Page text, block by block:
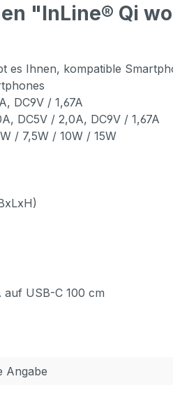
"InLine® Qi
es Ihnen, kompatible
DC9V / 1,67A
DC5V / 2,0A, DC9V / 1,67A
/ 7,5W / 10W / 15W
USB-C 100 cm
Angabe